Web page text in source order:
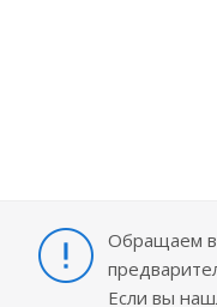
Обращаем
Если вы